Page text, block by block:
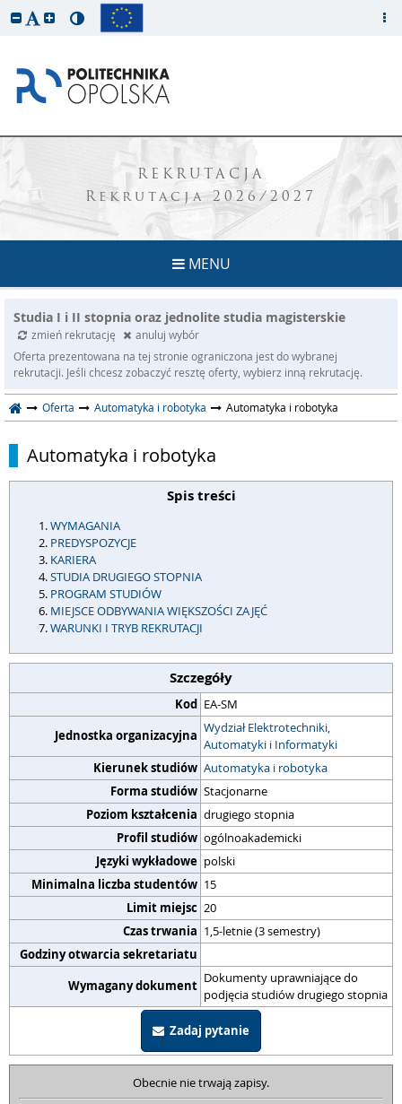
REKRUTACJA
Rekrutacja 2026/2027
MENU
Studia I i II stopnia oraz jednolite studia magisterskie
zmień rekrutację
anuluj wybór
Oferta prezentowana na tej stronie ograniczona jest do wybranej
rekrutacji. Jeśli chcesz zobaczyć resztę oferty, wybierz inną rekrutację.
Oferta Automatyka i robotyka Automatyka i robotyka
Automatyka i robotyka
Spis treści
WYMAGANIA
PREDYSPOZYCJE
KARIERA
STUDIA DRUGIEGO STOPNIA
PROGRAM STUDIÓW
MIEJSCE ODBYWANIA WIĘKSZOŚCI ZAJĘĆ
WARUNKI I TRYB REKRUTACJI
Szczegóły
Kod EA-SM
Jednostka organizacyjna Wydział Elektrotechniki,
Automatyki i Informatyki
Kierunek studiów Automatyka i robotyka
Forma studiów Stacjonarne
Poziom kształcenia drugiego stopnia
Profil studiów ogólnoakademicki
Języki wykładowe polski
Minimalna liczba studentów 15
Limit miejsc 20
Czas trwania 1,5-letnie (3 semestry)
Godziny otwarcia sekretariatu
Wymagany dokument Dokumenty uprawniające do
podjęcia studiów drugiego stopnia
Zadaj pytanie
Obecnie nie trwają zapisy.